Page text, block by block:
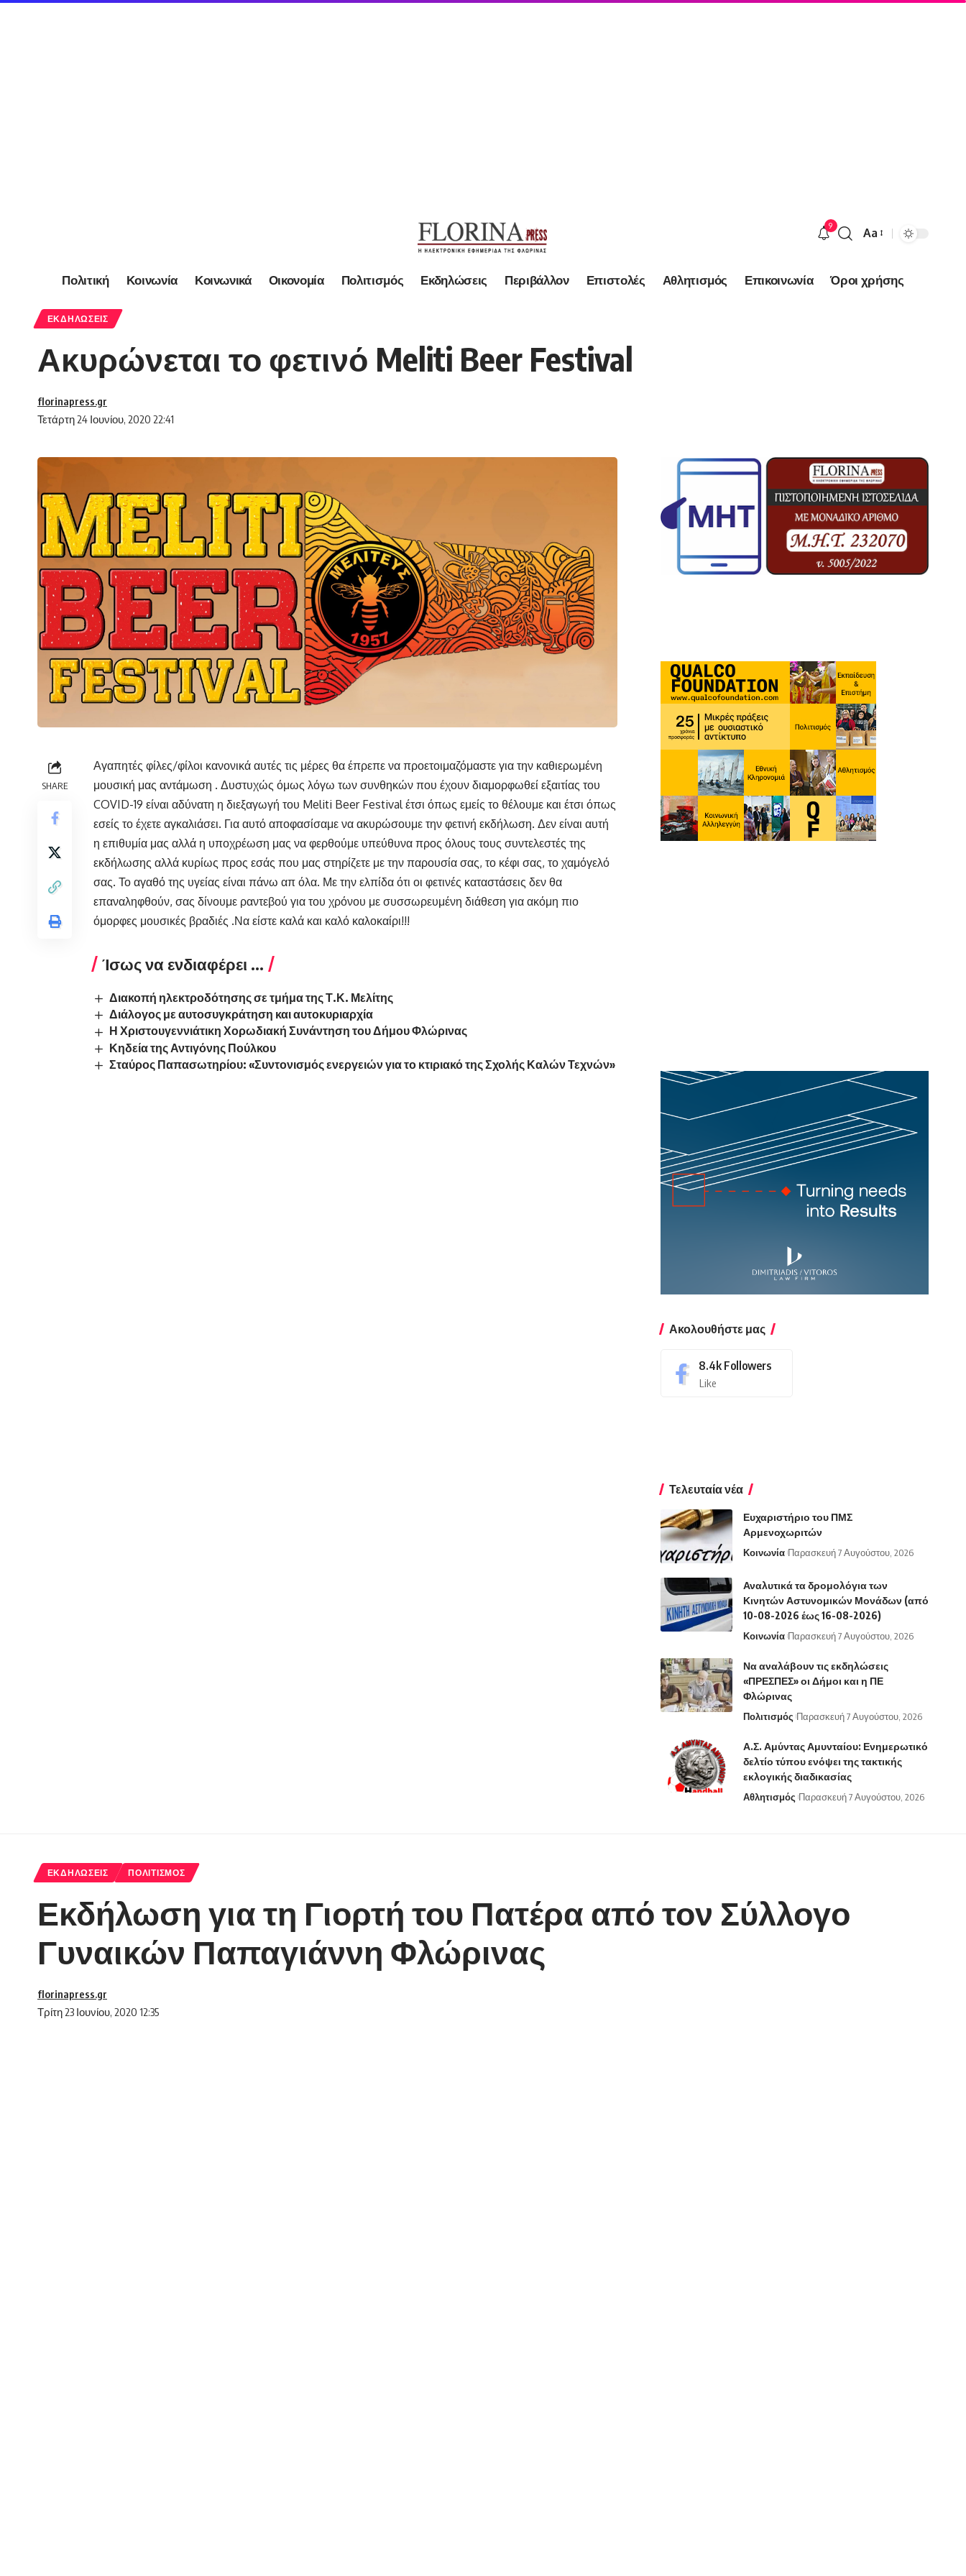
9
Font
Aa
Πολιτική Κοινωνία Κοινωνικά Οικονομία Πολιτισμός Εκδηλώσεις Περιβάλλον Επιστολές Αθλητισμός Επικοινωνία Όροι χρήσης
ΕΚΔΗΛΏΣΕΙΣ
Ακυρώνεται το φετινό Meliti Beer Festival
Τετάρτη 24 Ιουνίου, 2020 22:41
florinapress.gr
SHARE
Αγαπητές φίλες/φίλοι κανονικά αυτές τις μέρες θα έπρεπε να προετοιμαζόμαστε για την καθιερωμένη
μουσική μας αντάμωση . Δυστυχώς όμως λόγω των συνθηκών που έχουν διαμορφωθεί εξαιτίας του
COVID-19 είναι αδύνατη η διεξαγωγή του Meliti Beer Festival έτσι όπως εμείς το θέλουμε και έτσι όπως
εσείς το έχετε αγκαλιάσει. Για αυτό αποφασίσαμε να ακυρώσουμε την φετινή εκδήλωση. Δεν είναι αυτή
η επιθυμία μας αλλά η υποχρέωση μας να φερθούμε υπεύθυνα προς όλους τους συντελεστές της
εκδήλωσης αλλά κυρίως προς εσάς που μας στηρίζετε με την παρουσία σας, το κέφι σας, το χαμόγελό
σας. Το αγαθό της υγείας είναι πάνω απ όλα. Με την ελπίδα ότι οι φετινές καταστάσεις δεν θα
επαναληφθούν, σας δίνουμε ραντεβού για του χρόνου με συσσωρευμένη διάθεση για ακόμη πιο
όμορφες μουσικές βραδιές .Να είστε καλά και καλό καλοκαίρι!!!
Ίσως να ενδιαφέρει ...
Διακοπή ηλεκτροδότησης σε τμήμα της Τ.Κ. Μελίτης
Διάλογος με αυτοσυγκράτηση και αυτοκυριαρχία
Η Χριστουγεννιάτικη Χορωδιακή Συνάντηση του Δήμου Φλώρινας
Κηδεία της Αντιγόνης Πούλκου
Σταύρος Παπασωτηρίου: «Συντονισμός ενεργειών για το κτιριακό της Σχολής Καλών Τεχνών»
Ακολουθήστε μας
8.4k Followers
Like
Τελευταία νέα
Ευχαριστήριο του ΠΜΣ
Αρμενοχωριτών
Κοινωνία Παρασκευή 7 Αυγούστου, 2026
Αναλυτικά τα δρομολόγια των
Κινητών Αστυνομικών Μονάδων (από
10-08-2026 έως 16-08-2026)
Κοινωνία Παρασκευή 7 Αυγούστου, 2026
Να αναλάβουν τις εκδηλώσεις
«ΠΡΕΣΠΕΣ» οι Δήμοι και η ΠΕ
Φλώρινας
Πολιτισμός Παρασκευή 7 Αυγούστου, 2026
Α.Σ. Αμύντας Αμυνταίου: Ενημερωτικό
δελτίο τύπου ενόψει της τακτικής
εκλογικής διαδικασίας
Αθλητισμός Παρασκευή 7 Αυγούστου, 2026
ΕΚΔΗΛΏΣΕΙΣ ΠΟΛΙΤΙΣΜΌΣ
Εκδήλωση για τη Γιορτή του Πατέρα από τον Σύλλογο
Γυναικών Παπαγιάννη Φλώρινας
Τρίτη 23 Ιουνίου, 2020 12:35
florinapress.gr